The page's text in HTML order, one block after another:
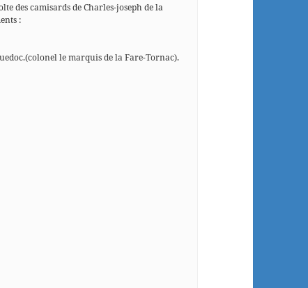
des camisards de Charles-joseph de la
:
le marquis de la Fare-Tornac).